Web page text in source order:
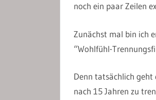
noch ein paar Zeilen
Zunächst mal bin ich
“Wohlfühl-
Denn tatsächlich geht
nach 15 Jahren zu